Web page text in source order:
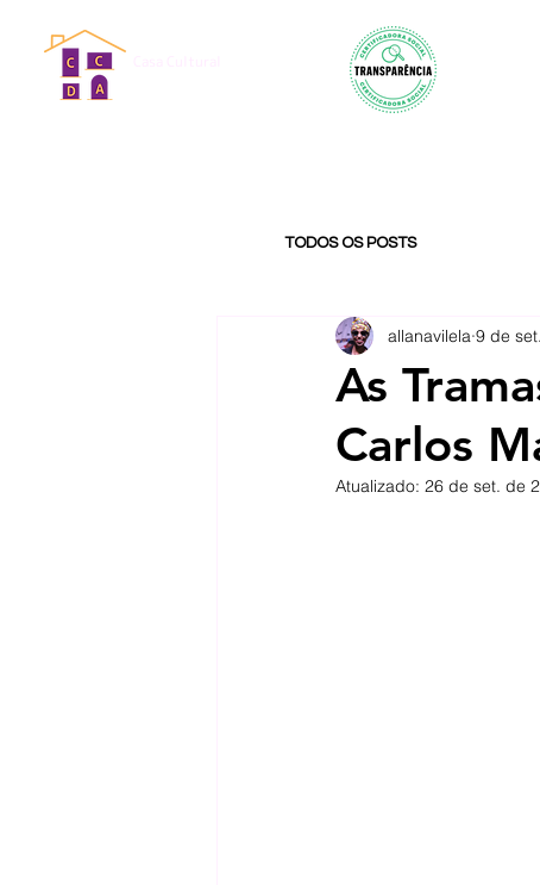
As
Carlos
allanavilela 9 de
Atualizado: 26 de set. de
TODOS OS POSTS